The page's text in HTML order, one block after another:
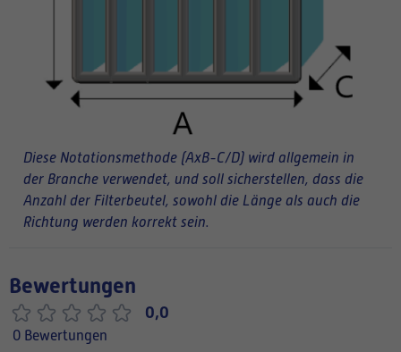
Diese Notationsmethode (AxB-C/D) wird allgemein in
der Branche verwendet, und soll sicherstellen, dass die
Anzahl der Filterbeutel, sowohl die Länge als auch die
Richtung werden korrekt sein.
Bewertungen
0,0
0 Bewertungen